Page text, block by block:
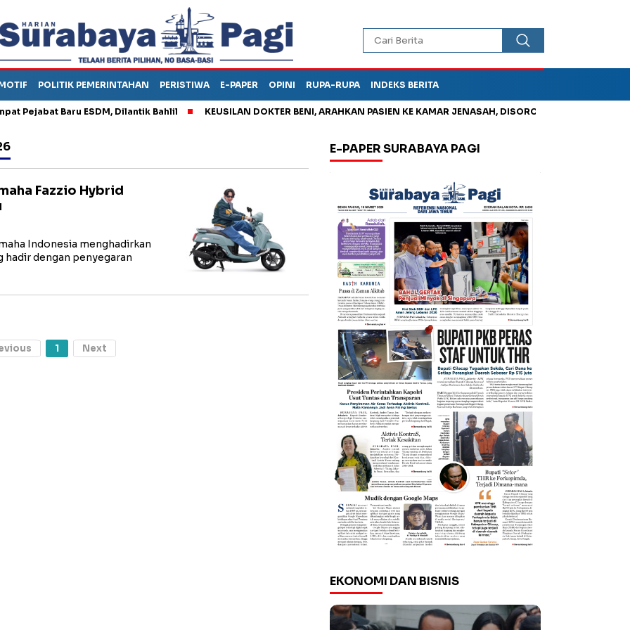
POLITIK PEMERINTAHAN PERISTIWA E-PAPER OPINI RUPA-RUPA INDEKS BERITA
Baru ESDM, Dilantik Bahlil KEUSILAN DOKTER BENI, ARAHKAN PASIEN KE KAMAR JENASAH, DISOROT
Fazzio Hybrid
Indonesia menghadirkan
hadir dengan penyegaran
1 Next
E-PAPER SURABAYA PAGI
EKONOMI DAN BISNIS